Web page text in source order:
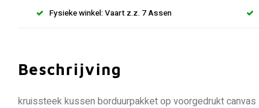
Fysieke winkel: Vaart z.z. 7 Assen
Beschrijving
kruissteek kussen borduurpakket op voorgedrukt canvas